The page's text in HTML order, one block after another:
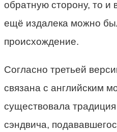
обратную сторону, то и
ещё издалека можно
происхождение.
Согласно третьей
связана с английским
существовала
сэндвича,